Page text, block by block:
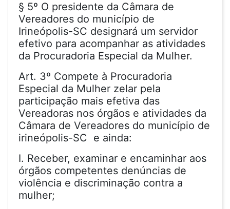
§ 5º O presidente da Câmara de
Vereadores do município de
Irineópolis-SC designará um servidor
efetivo para acompanhar as atividades
da Procuradoria Especial da Mulher.
Art. 3º Compete à Procuradoria
Especial da Mulher zelar pela
participação mais efetiva das
Vereadoras nos órgãos e atividades da
Câmara de Vereadores do município de
irineópolis-SC e ainda:
I. Receber, examinar e encaminhar aos
órgãos competentes denúncias de
violência e discriminação contra a
mulher;